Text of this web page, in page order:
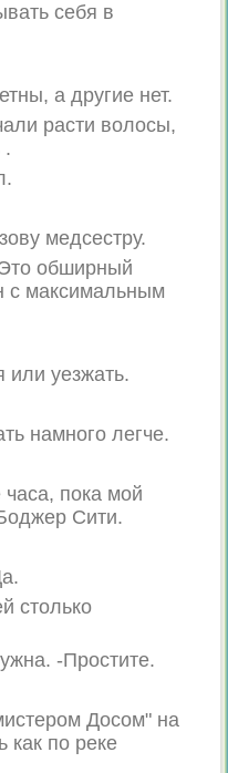
себя в
а другие нет.
расти волосы,
.
медсестру.
обширный
с максимальным
или уезжать.
намного легче.
пока мой
Сити.
столько
-Простите.
Досом" на
как по реке